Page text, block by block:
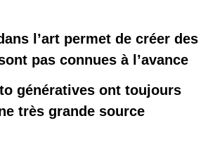
l’art permet de créer des
pas connues à l’avance
génératives ont toujours
très grande source